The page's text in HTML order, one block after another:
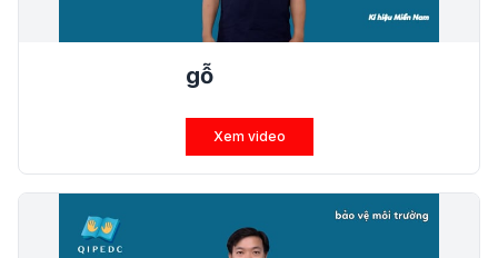
gỗ
Xem video